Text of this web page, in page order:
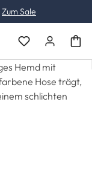
Zum Sale
Du hast 0